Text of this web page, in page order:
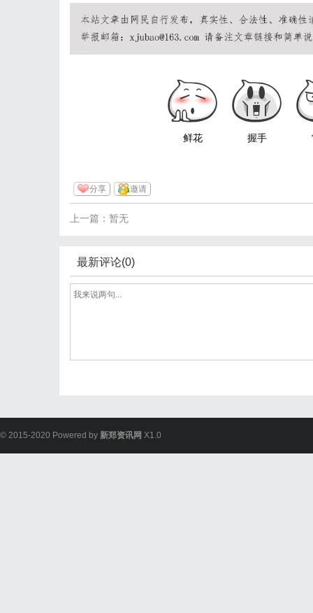
鲜花 握手
分享 邀请
上一篇：暂无
最新评论(0)
© 2015-2020 Powered by 新郑资讯网 X1.0